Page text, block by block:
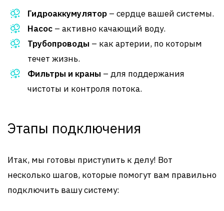
Гидроаккумулятор – сердце вашей системы.
Насос – активно качающий воду.
Трубопроводы – как артерии, по которым
течет жизнь.
Фильтры и краны – для поддержания
чистоты и контроля потока.
Этапы подключения
Итак, мы готовы приступить к делу! Вот
несколько шагов, которые помогут вам правильно
подключить вашу систему: